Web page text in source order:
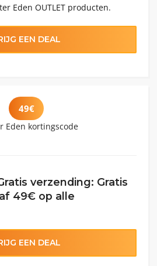
Eden OUTLET producten.
EEN DEAL
49€
verzending: Gratis
49€ op alle
EEN DEAL